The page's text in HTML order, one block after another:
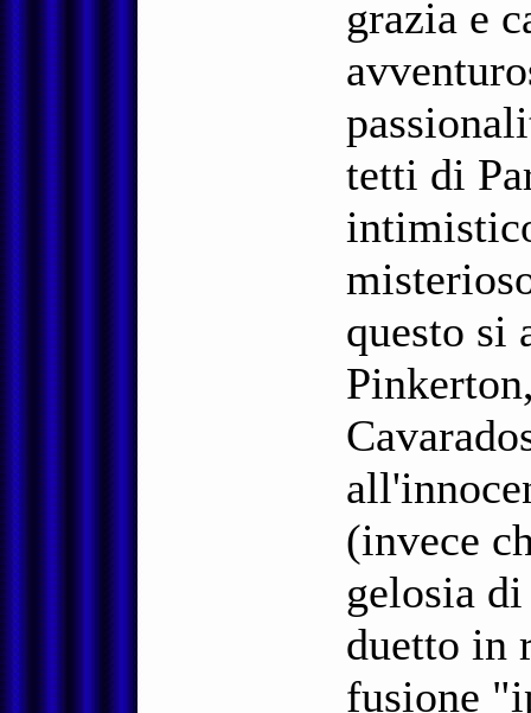
grazia e
tetti di
questo si
(invece
gelosia di
duetto in
fusione